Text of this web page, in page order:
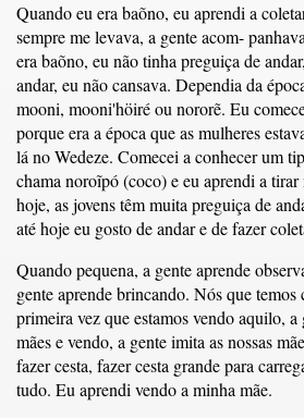
Quando eu era baõno, eu aprendi a
sempre me levava, a gente acom-
era baõno, eu não tinha preguiça de
andar, eu não cansava. Dependia da
mooni, mooni'höiré ou nororẽ. Eu
porque era a época que as mulheres
lá no Wedeze. Comecei a conhecer um
chama noroĩpó (coco) e eu aprendi a
hoje, as jovens têm muita preguiça de
até hoje eu gosto de andar e de fazer
Quando pequena, a gente aprende
gente aprende brincando. Nós que temos
primeira vez que estamos vendo aquilo, a
mães e vendo, a gente imita as nossas
fazer cesta, fazer cesta grande para
tudo. Eu aprendi vendo a minha mãe.